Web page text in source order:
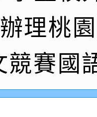
頒獎典禮
防空演習
造教育及
研習
辦理「台
暨教學示
學習扶助
理桃
競賽國